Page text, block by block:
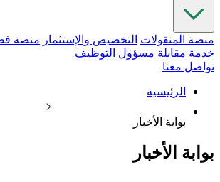
منصة المنقولات التخصيص والإستثمار منصة
خدمة مقابلة مسؤول التوظيف
تواصل معنا
الرئيسية
بوابة الأخبار
بوابة الأخبار